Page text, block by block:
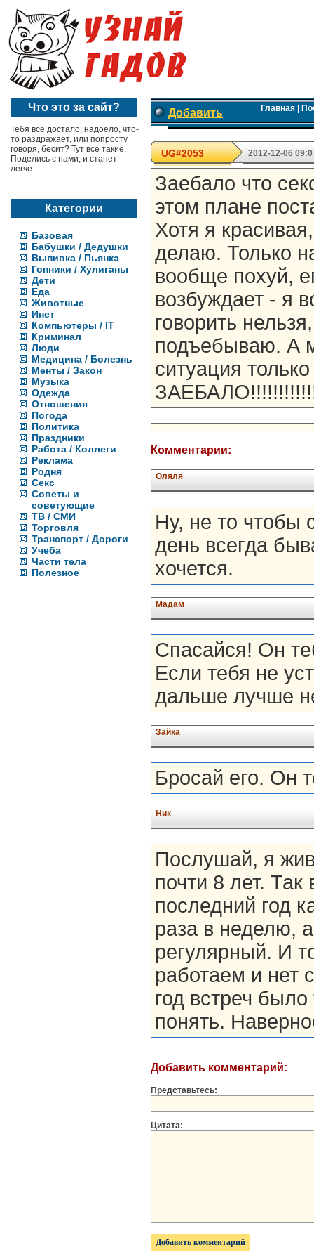
Что это за сайт?
Тебя всё достало, надоело, что-
то раздражает, или попросту
говоря, бесит? Тут все такие.
Поделись с нами, и станет
легче.
Категории
Базовая
Бабушки / Дедушки
Выпивка / Пьянка
Гопники / Хулиганы
Дети
Еда
Животные
Инет
Компьютеры / IT
Криминал
Люди
Медицина / Болезнь
Менты / Закон
Музыка
Одежда
Отношения
Погода
Политика
Праздники
Работа / Коллеги
Реклама
Родня
Секс
Советы и
советующие
ТВ / СМИ
Торговля
Транспорт / Дороги
Учеба
Части тела
Полезное
Добавить Главная|
UG#2053 2012-12-06
Заебало что
этом плане
Хотя я
делаю. Только
вообще похуй,
возбуждает - я
говорить
подъебываю. А
ситуация
Комментарии:
Оляля
Ну, не то чтобы
день всегда
хочется.
Мадам
Спасайся! Он
Если тебя не
дальше лучше
Зайка
Бросай его. Он
Ник
Послушай, я
почти 8 лет. Так
последний год
раза в неделю,
регулярный. И
работаем и нет
год встреч
понять.
Добавить комментарий:
Представьтесь:
Цитата: